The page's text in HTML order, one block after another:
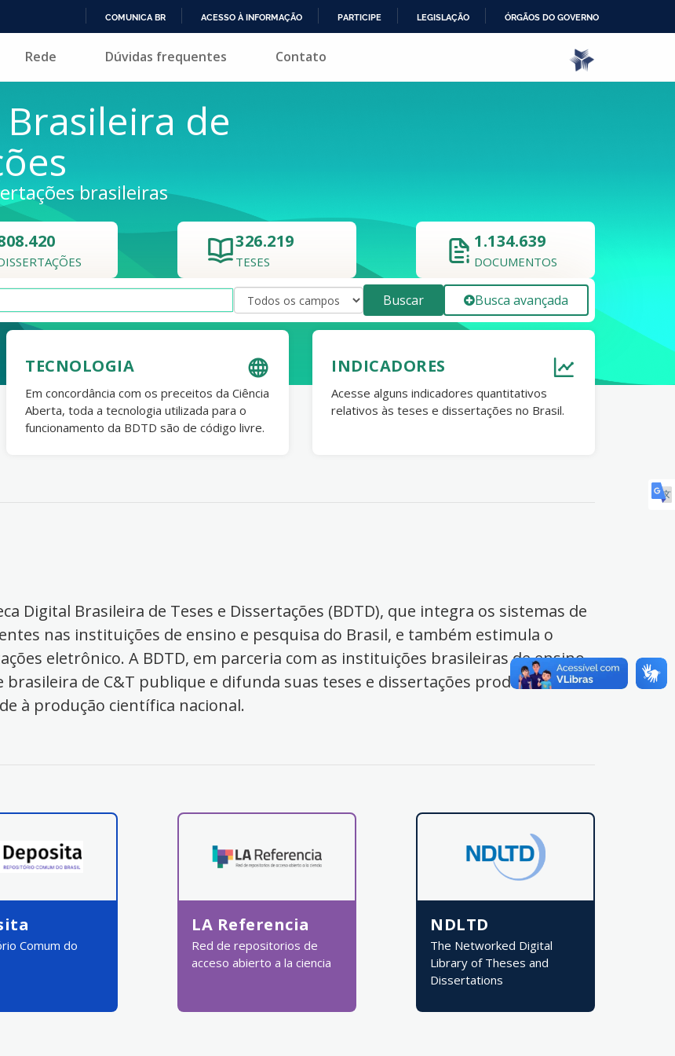
PARA
COMUNICA BR ACESSO À INFORMAÇÃO PARTICIPE LEGISLAÇÃO ÓRGÃOS DO GOVERNO
Rede Dúvidas frequentes Contato
de
brasileiras
326.219
TESES
1.134.639
DOCUMENTOS
Buscar Busca avançada
TECNOLOGIA
Em concordância com os preceitos da Ciência
Aberta, toda a tecnologia utilizada para o
funcionamento da BDTD são de código livre.
INDICADORES
Acesse alguns indicadores quantitativos
relativos às teses e dissertações no Brasil.
Digital Brasileira de Teses e Dissertações (BDTD), que integra os sistemas de
nas instituições de ensino e pesquisa do Brasil, e também estimula o
eletrônico. A BDTD, em parceria com as instituições brasileiras de ensino
de C&T publique e difunda suas teses e dissertações produzidas no
à produção científica nacional.
Comum do
LA Referencia
Red de repositorios de
acceso abierto a la ciencia
NDLTD
The Networked Digital
Library of Theses and
Dissertations